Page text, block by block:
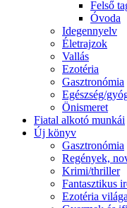
Felső
Óvoda
Idegennyelv
Életrajzok
Vallás
Ezotéria
Gasztronómia
Egészség/
Önismeret
Fiatal alkotó munkái
Új könyv
Gasztronómia
Regények,
Krimi/thriller
Fantasztikus
Ezotéria